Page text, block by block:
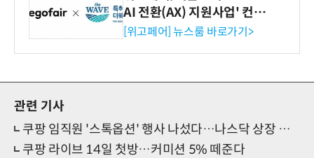
AI 전환(AX) 지원사업' 컨소
시엄 선정
[위고페어] 뉴스룸 바로가기>
관련 기사
쿠팡 임직원 '스톡옵션' 행사 나섰다…나스닥 상장 초읽기?
쿠팡 라이브 14일 첫방…커미션 5% 떼준다